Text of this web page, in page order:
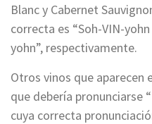
Blanc y Cabernet
correcta es “Soh-VIN-
yohn”, respectivamente.
Otros vinos que aparecen
que debería pronunciarse
cuya correcta